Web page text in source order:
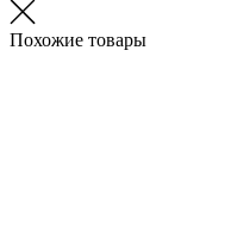
Похожие товары